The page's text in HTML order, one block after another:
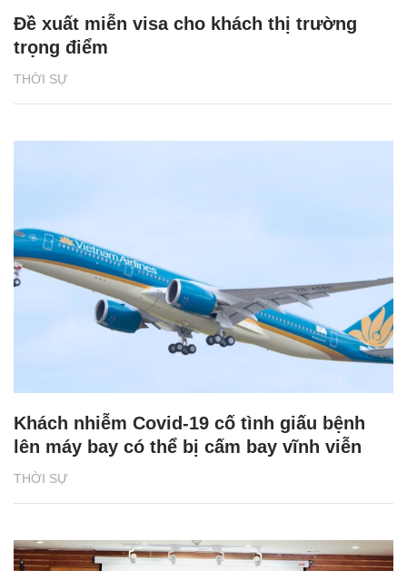
THỜI SỰ
Đề xuất miễn visa cho khách thị trường
trọng điểm
THỜI SỰ
Khách nhiễm Covid-19 cố tình giấu bệnh
lên máy bay có thể bị cấm bay vĩnh viễn